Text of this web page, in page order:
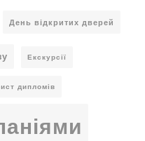
День відкритих дверей
Екскурсії
дипломів